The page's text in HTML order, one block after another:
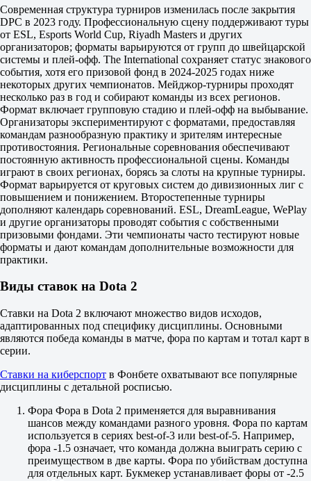
Да
Нет
GH (Nigma Galaxy)
Mira (Aurora)
9Class (PARIVISION)
Saksa (Team Yandex)
Wisper (LGD Gaming)
Thiolicor (LGD Gaming)
planet (Team Resilience)
Bignum (GamerLegion)
Boxi (Team Liquid)
skem (OG)
tOfu (Team Liquid)
Cr1t- (Team Falcons)
Ace (Team Liquid)
Kj (LGD Gaming)
MieRo (BB Team)
The International. Игрок с наивысшим GPM (Золото в минуту) за
карту
до 13.08 05:00
Да
Нет
Satanic (PARIVISION)
Ghost (GamerLegion)
Sumail (Nigma Galaxy)
watson (Team Yandex)
Kiritych (BB Team)
Shiro (ViCi Gaming)
Ame (Xtreme Gaming)
Pure (1W Team)
ssnovv1 (L1ga Team)
Natsumi- (OG)
Nightfall (Aurora)
bzm (1W Team)
Любой другой
The International. Игрок с наивысшим показателем убийств за
до 13.08 05:00
Современная структура турниров изменилась после закрытия
DPC в 2023 году. Профессиональную сцену поддерживают туры
от ESL, Esports World Cup, Riyadh Masters и других
организаторов; форматы варьируются от групп до швейцарской
системы и плей-офф. The International сохраняет статус знакового
события, хотя его призовой фонд в 2024-2025 годах ниже
некоторых других чемпионатов. Мейджор-турниры проходят
несколько раз в год и собирают команды из всех регионов.
Формат включает групповую стадию и плей-офф на выбывание.
Организаторы экспериментируют с форматами, предоставляя
командам разнообразную практику и зрителям интересные
противостояния. Региональные соревнования обеспечивают
постоянную активность профессиональной сцены. Команды
играют в своих регионах, борясь за слоты на крупные турниры.
Формат варьируется от круговых систем до дивизионных лиг с
повышением и понижением. Второстепенные турниры
дополняют календарь соревнований. ESL, DreamLeague, WePlay
и другие организаторы проводят события с собственными
призовыми фондами. Эти чемпионаты часто тестируют новые
форматы и дают командам дополнительные возможности для
практики.
Виды ставок на Dota 2
Ставки на Dota 2 включают множество видов исходов,
адаптированных под специфику дисциплины. Основными
являются победа команды в матче, фора по картам и тотал карт в
серии.
Ставки на киберспорт в Фонбете охватывают все популярные
дисциплины с детальной росписью.
Фора Фора в Dota 2 применяется для выравнивания
шансов между командами разного уровня. Фора по картам
используется в сериях best-of-3 или best-of-5. Например,
фора -1.5 означает, что команда должна выиграть серию с
преимуществом в две карты. Фора по убийствам доступна
для отдельных карт. Букмекер устанавливает форы от -2.5